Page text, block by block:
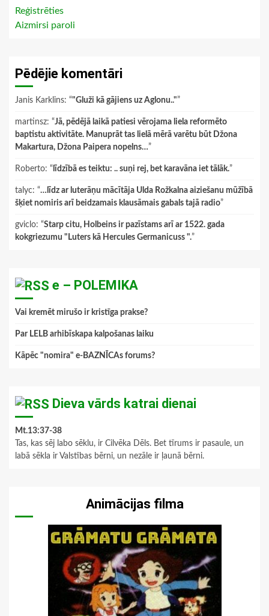
Reģistrēties
Aizmirsi paroli
Pēdējie komentāri
Janis Karklins: “"Gluži kā gājiens uz Aglonu.."”
martinsz: “Jā, pēdējā laikā patiesi vērojama liela reformēto
baptistu aktivitāte. Manuprāt tas lielā mērā varētu būt Džona
Makartura, Džona Paipera nopelns…”
Roberto: “ līdzībā es teiktu: .. suņi rej, bet karavāna iet tālāk.”
talyc: “…līdz ar luterāņu mācītāja Ulda Rožkalna aiziešanu mūžībā
šķiet nomiris arī beidzamais klausāmais gabals tajā radio”
gviclo: “Starp citu, Holbeins ir pazīstams arī ar 1522. gada
kokgriezumu "Luters kā Hercules Germanicuss ".”
e – POLEMIKA
Vai kremēt mirušo ir kristīga prakse?
Par LELB arhibīskapa kalpošanas laiku
Kāpēc "nomira" e-BAZNĪCAs forums?
Dieva vārds katrai dienai
Mt.13:37-38
Tas, kas sēj labo sēklu, ir Cilvēka Dēls. Bet tīrums ir pasaule, un
labā sēkla ir Valstības bērni, un nezāle ir ļaunā bērni.
Animācijas filma